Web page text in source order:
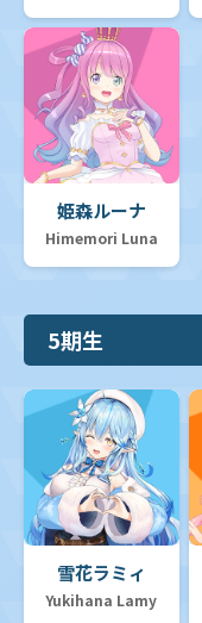
姫森ルーナ
Himemori Luna
5期生
雪花ラミィ
Yukihana Lamy